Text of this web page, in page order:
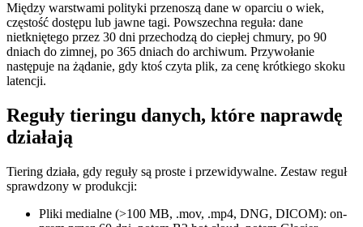
Między warstwami polityki przenoszą dane w oparciu o wiek,
częstość dostępu lub jawne tagi. Powszechna reguła: dane
nietkniętego przez 30 dni przechodzą do ciepłej chmury, po 90
dniach do zimnej, po 365 dniach do archiwum. Przywołanie
następuje na żądanie, gdy ktoś czyta plik, za cenę krótkiego skoku
latencji.
Reguły tieringu danych, które naprawdę
działają
Tiering działa, gdy reguły są proste i przewidywalne. Zestaw reguł
sprawdzony w produkcji:
Pliki medialne (>100 MB, .mov, .mp4, DNG, DICOM): on-